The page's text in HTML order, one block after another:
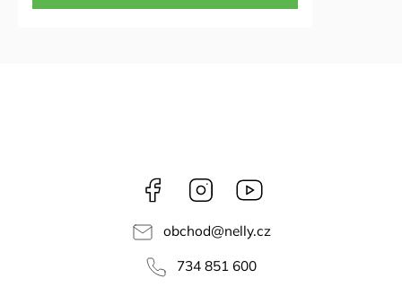
Facebook Instagram
obchod@nelly.cz
734 851 600